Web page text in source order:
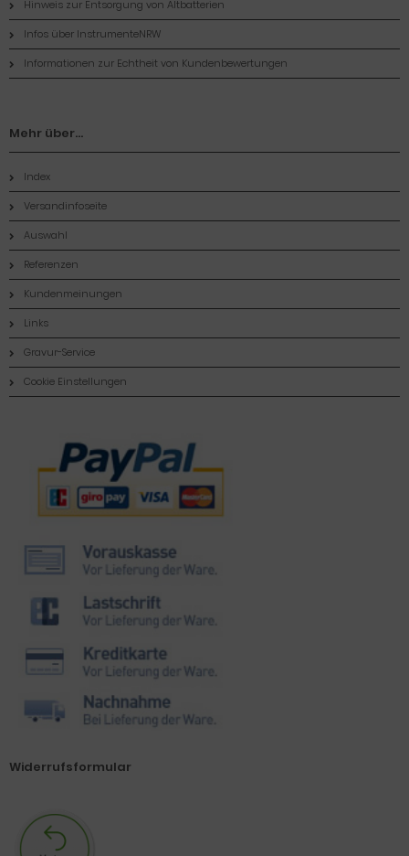
Hinweis zur Entsorgung von Altbatterien
Infos über InstrumenteNRW
Informationen zur Echtheit von Kundenbewertungen
Mehr über...
Index
Versandinfoseite
Auswahl
Referenzen
Kundenmeinungen
Links
Gravur-Service
Cookie Einstellungen
Zahlungsmethoden
Widerrufsformular